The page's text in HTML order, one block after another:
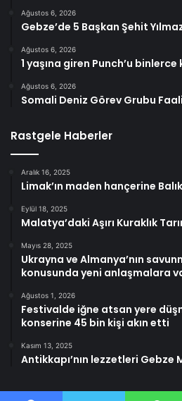
Ağustos 6, 2026
Gebze’de 5 Başkan Şehit
Ağustos 6, 2026
1 yaşına giren Punch’u
Ağustos 6, 2026
Somali Deniz Görev Grubu
Rastgele Haberler
Aralık 16, 2025
Limak’ın maden hançerine
Eylül 18, 2025
Malatya’daki Aşırı Kuraklık
Mayıs 28, 2025
Ukrayna ve Almanya’nın
konusunda yeni anlaşmalara
Ağustos 1, 2026
Festivalde iğne atsan yere
konserine 45 bin kişi akın etti
Kasım 13, 2025
Antikkapı’nın lezzetleri Gebze